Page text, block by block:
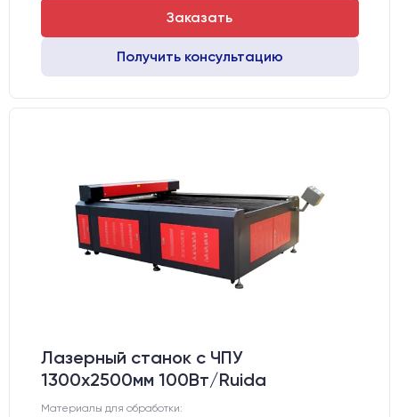
Заказать
Получить консультацию
Лазерный станок c ЧПУ
1300х2500мм 100Вт/Ruida
Материалы для обработки: